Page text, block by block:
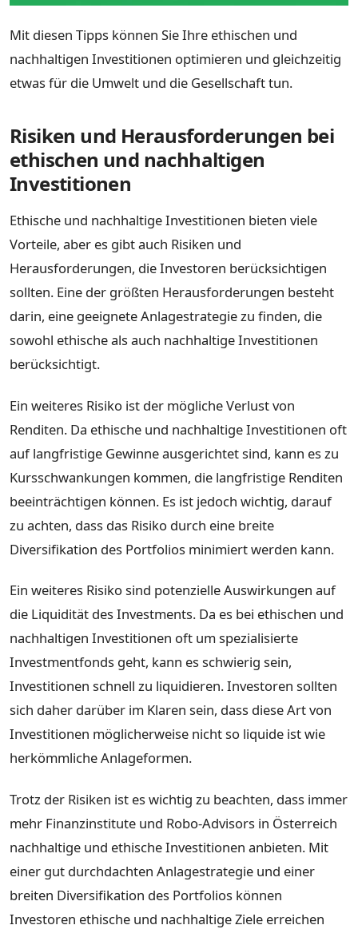
Mit diesen Tipps können Sie Ihre ethischen und
nachhaltigen Investitionen optimieren und gleichzeitig
etwas für die Umwelt und die Gesellschaft tun.
Risiken und Herausforderungen bei
ethischen und nachhaltigen
Investitionen
Ethische und nachhaltige Investitionen bieten viele
Vorteile, aber es gibt auch Risiken und
Herausforderungen, die Investoren berücksichtigen
sollten. Eine der größten Herausforderungen besteht
darin, eine geeignete Anlagestrategie zu finden, die
sowohl ethische als auch nachhaltige Investitionen
berücksichtigt.
Ein weiteres Risiko ist der mögliche Verlust von
Renditen. Da ethische und nachhaltige Investitionen oft
auf langfristige Gewinne ausgerichtet sind, kann es zu
Kursschwankungen kommen, die langfristige Renditen
beeinträchtigen können. Es ist jedoch wichtig, darauf
zu achten, dass das Risiko durch eine breite
Diversifikation des Portfolios minimiert werden kann.
Ein weiteres Risiko sind potenzielle Auswirkungen auf
die Liquidität des Investments. Da es bei ethischen und
nachhaltigen Investitionen oft um spezialisierte
Investmentfonds geht, kann es schwierig sein,
Investitionen schnell zu liquidieren. Investoren sollten
sich daher darüber im Klaren sein, dass diese Art von
Investitionen möglicherweise nicht so liquide ist wie
herkömmliche Anlageformen.
Trotz der Risiken ist es wichtig zu beachten, dass immer
mehr Finanzinstitute und Robo-Advisors in Österreich
nachhaltige und ethische Investitionen anbieten. Mit
einer gut durchdachten Anlagestrategie und einer
breiten Diversifikation des Portfolios können
Investoren ethische und nachhaltige Ziele erreichen